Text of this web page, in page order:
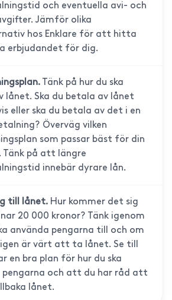
och eventuella avi- och
Jämför olika
hos Enklare för att hitta
erbjudandet för dig.
Tänk på hur du ska
lånet. Ska du betala av lånet
eller ska du betala av det i en
Överväg vilken
som passar bäst för din
Tänk på att längre
innebär dyrare lån.
till lånet. Hur kommer det sig
20 000 kronor? Tänk igenom
använda pengarna till och om
är värt att ta lånet. Se till
en bra plan för hur du ska
pengarna och att du har råd att
lånet.